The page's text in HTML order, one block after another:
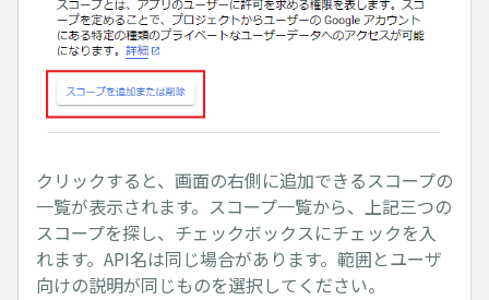
クリックすると、画面の右側に追加できるスコープの
一覧が表示されます。スコープ一覧から、上記三つの
スコープを探し、チェックボックスにチェックを入
れます。API名は同じ場合があります。範囲とユーザ
向けの説明が同じものを選択してください。